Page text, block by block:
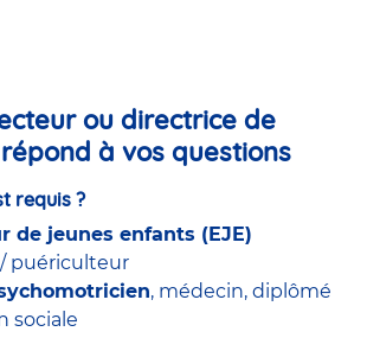
ou directrice de
à vos questions
requis ?
de jeunes enfants (EJE)
/ puériculteur
, médecin, diplômé
sociale